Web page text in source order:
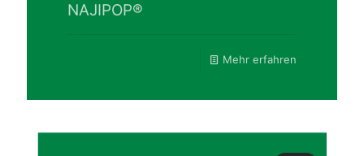
NAJIPOP®
Mehr erfahren